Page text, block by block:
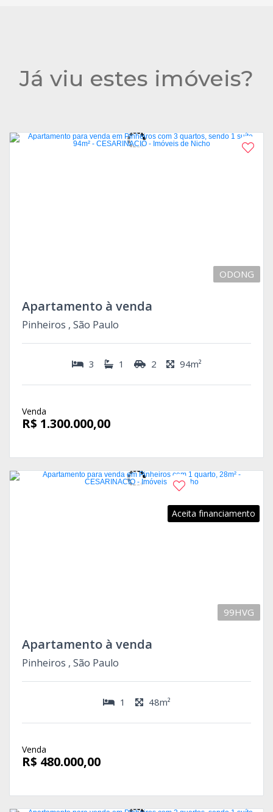
Já viu estes imóveis?
ODONG
Apartamento à venda
Pinheiros , São Paulo
3 1 2 94m²
Venda
R$ 1.300.000,00
Aceita financiamento
99HVG
Apartamento à venda
Pinheiros , São Paulo
1 48m²
Venda
R$ 480.000,00